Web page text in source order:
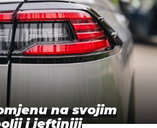
na svojim
i jeftiniji